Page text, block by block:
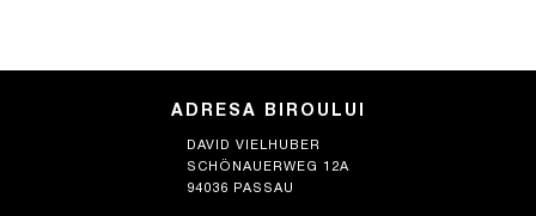
ADRESA BIROULUI
DAVID VIELHUBER
SCHÖNAUERWEG 12A
94036 PASSAU